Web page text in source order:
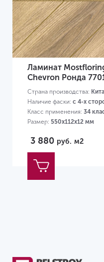
Ламинат
Chevron Ронда
Страна производства:
Наличие фаски: с 4-х
Класс применения: 34
Размер: 550х112х12 мм
3 880 руб. м2